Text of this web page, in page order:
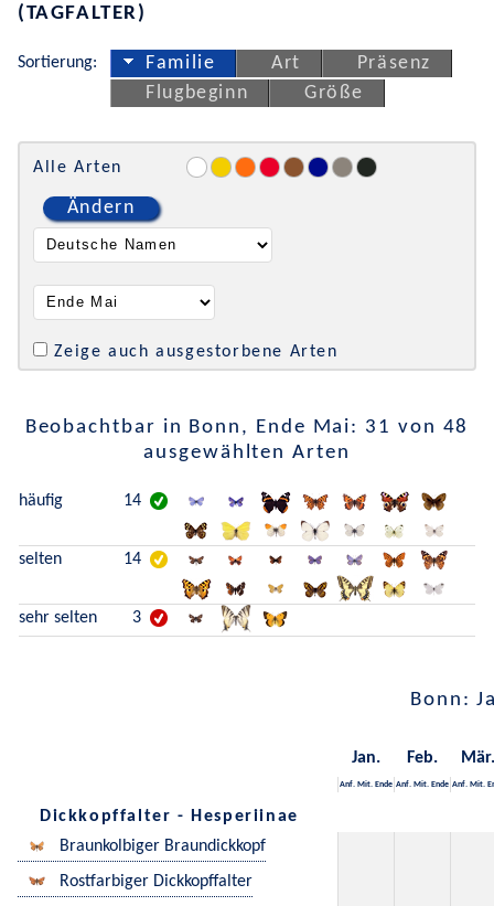
(TAGFALTER)
Sortierung: Familie Art
Präsenz
Flugbeginn
Größe
Alle Arten
Ändern
Zeige auch ausgestorbene Arten
Beobachtbar in Bonn, Ende Mai: 31 von 48
ausgewählten Arten
häufig 14
selten 14
sehr selten 3
Bonn:
Jan. Feb. Mär.
Anf. Mit. Ende Anf. Mit. Ende Anf. Mit.
Dickkopffalter - Hesperiinae
Braunkolbiger Braundickkopf
Rostfarbiger Dickkopffalter